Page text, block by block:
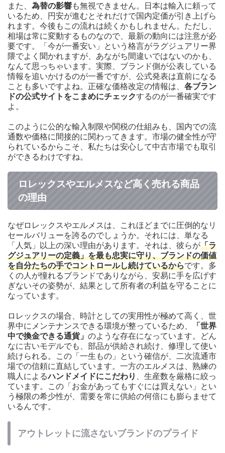
また、 為替の影響も無視できません。日本は輸入に頼って
いるため、円安が進むとそれだけで国内定価が引き上げら
れます。今後もこの流れは続くかもしれません。ただし、
相場は常に変動するものなので、最新の動向には注意が必
要です。「今が一番安い」という格言がラグジュアリー界
隈でよく聞かれますが、あながち間違いではないのかも、
なんて思っちゃいます。実際、ブランド側が公表している
情報を追いかけるのが一番ですが、公式発表は直前になる
ことも多いですよね。正確な価格改定の情報は、 各ブラン
ドの公式サイトをこまめにチェックするのが一番確実です
よ。
このように公的な輸入制限や関税の仕組みも、国内での流
通数や価格に間接的に関わってきます。市場の健全性が守
られているからこそ、私たちは安心して中古市場でも取引
ができるわけですね。
ロレックスやエルメスなど高く売れる商品
の理由
なぜロレックスやエルメスは、これほどまでに圧倒的なリ
セールバリューを誇るのでしょうか。それには、単なる
「人気」以上の深い理由があります。それは、彼らが「ラ
グジュアリーの定義」を最も忠実に守り、ブランドの価値
を自分たちの手でコントロールし続けているからです。多
くの人が憧れるブランドでありながら、安易に手を広げす
ぎないその姿勢が、結果として所有者の利益を守ることに
なっています。
ロレックスの場合、時計としての実用性が極めて高く、世
界中にメンテナンスできる環境が整っているため、
「世界
中で換金できる通貨」 のような存在になっています。どん
なに古いモデルでも、部品が供給され続け、修理して使い
続けられる。この「一生もの」という確信が、二次流通市
場での信頼に直結しています。一方のエルメスは、熟練の
職人によるハンドメイドにこだわり 、生産数を厳格に絞っ
ています。この「お金があってもすぐには買えない」とい
う極限の希少性が、需要を常に供給の何倍にも膨らませて
いるんです。
アウトレットに流さないブランドのプライド